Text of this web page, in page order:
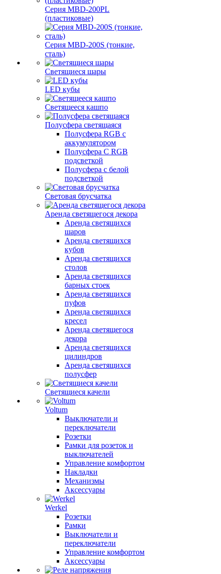
Серия MBD-200PL
(пластиковые)
Серия MBD-200S (тонкие,
сталь)
Светящиеся шары
LED кубы
Светящееся кашпо
Полусфера светящаяся
Полусфера RGB с
аккумулятором
Полусфера С RGB
подсветкой
Полусфера с белой
подсветкой
Световая брусчатка
Аренда светящегося декора
Аренда светящихся
шаров
Аренда светящихся
кубов
Аренда светящихся
столов
Аренда светящихся
барных стоек
Аренда светящихся
пуфов
Аренда светящихся
кресел
Аренда светящегося
декора
Аренда светящихся
цилиндров
Аренда светящихся
полусфер
Светящиеся качели
Voltum
Выключатели и
переключатели
Розетки
Рамки для розеток и
выключателей
Управление комфортом
Накладки
Механизмы
Аксессуары
Werkel
Розетки
Рамки
Выключатели и
переключатели
Управление комфортом
Аксессуары